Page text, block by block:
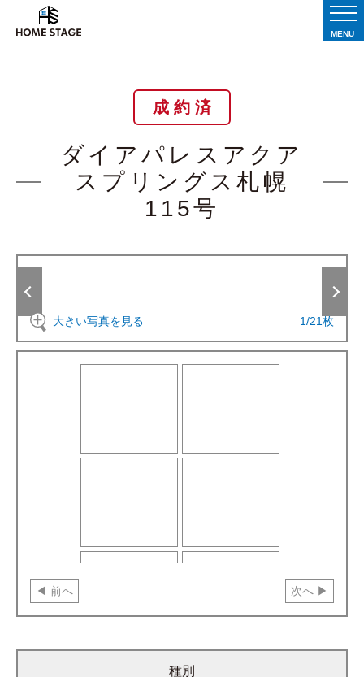
MENU
成 約 済
ダイアパレスアクア
スプリングス札幌
115号
大きい写真を見る 1/21枚
前へ 次へ
種別